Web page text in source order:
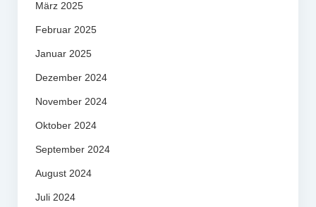
März 2025
Februar 2025
Januar 2025
Dezember 2024
November 2024
Oktober 2024
September 2024
August 2024
Juli 2024